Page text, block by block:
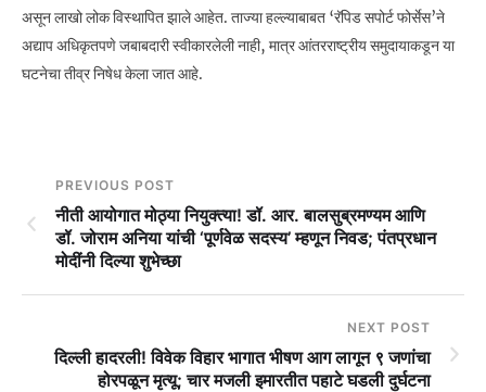
असून लाखो लोक विस्थापित झाले आहेत. ताज्या हल्ल्याबाबत ‘रॅपिड सपोर्ट फोर्सेस’ने
अद्याप अधिकृतपणे जबाबदारी स्वीकारलेली नाही, मात्र आंतरराष्ट्रीय समुदायाकडून या
घटनेचा तीव्र निषेध केला जात आहे.
PREVIOUS POST
नीती आयोगात मोठ्या नियुक्त्या! डॉ. आर. बालसुब्रमण्यम आणि
डॉ. जोराम अनिया यांची ‘पूर्णवेळ सदस्य’ म्हणून निवड; पंतप्रधान
मोदींनी दिल्या शुभेच्छा
NEXT POST
दिल्ली हादरली! विवेक विहार भागात भीषण आग लागून ९ जणांचा
होरपळून मृत्यू; चार मजली इमारतीत पहाटे घडली दुर्घटना